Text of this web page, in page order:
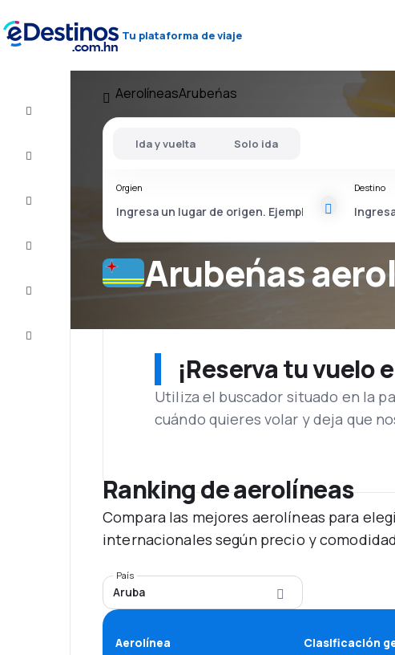
Tu plataforma de viaje
Atención
AerolíneasArubeńas
Arubeńas
Ida y vuelta Solo ida
Orgien Destino
¡Reserva tu vuelo
Utiliza el buscador situado en la
cuándo quieres volar y deja que
Ranking de aerolíneas
Compara las mejores aerolíneas para
internacionales según precio y
País
Aruba
Aerolínea Clasificación